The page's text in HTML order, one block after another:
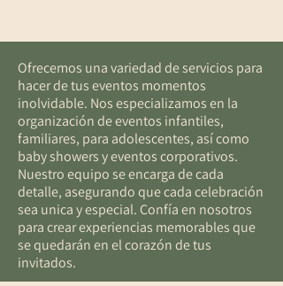
Ofrecemos una variedad de servicios para
hacer de tus eventos momentos
inolvidable. Nos especializamos en la
organización de eventos infantiles,
familiares, para adolescentes, así como
baby showers y eventos corporativos.
Nuestro equipo se encarga de cada
detalle, asegurando que cada celebración
sea unica y especial. Confía en nosotros
para crear experiencias memorables que
se quedarán en el corazón de tus
invitados.